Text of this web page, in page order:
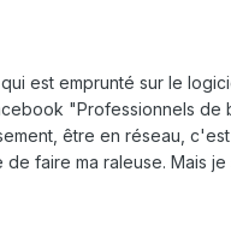
est emprunté sur le
"Professionnels de
être en réseau,
faire ma raleuse. Mais